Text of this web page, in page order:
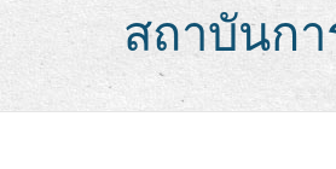
สถาบันกา